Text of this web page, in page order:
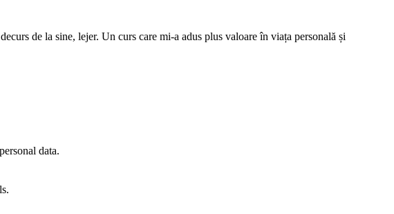
de la sine, lejer. Un curs care mi-a adus plus valoare în viața personală și
data.